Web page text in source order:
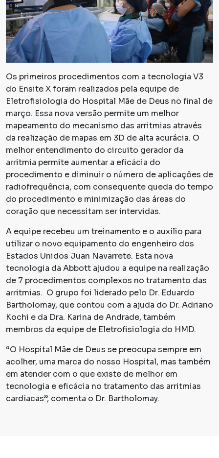
Os primeiros procedimentos com a tecnologia V3
do Ensite X foram realizados pela equipe de
Eletrofisiologia do Hospital Mãe de Deus no final de
março. Essa nova versão permite um melhor
mapeamento do mecanismo das arritmias através
da realização de mapas em 3D de alta acurácia. O
melhor entendimento do circuito gerador da
arritmia permite aumentar a eficácia do
procedimento e diminuir o número de aplicações de
radiofrequência, com consequente queda do tempo
do procedimento e minimização das áreas do
coração que necessitam ser intervidas.
A equipe recebeu um treinamento e o auxílio para
utilizar o novo equipamento do engenheiro dos
Estados Unidos Juan Navarrete. Esta nova
tecnologia da Abbott ajudou a equipe na realização
de 7 procedimentos complexos no tratamento das
arritmias. O grupo foi liderado pelo Dr. Eduardo
Bartholomay, que contou com a ajuda do Dr. Adriano
Kochi e da Dra. Karina de Andrade, também
membros da equipe de Eletrofisiologia do HMD.
“O Hospital Mãe de Deus se preocupa sempre em
acolher, uma marca do nosso Hospital, mas também
em atender com o que existe de melhor em
tecnologia e eficácia no tratamento das arritmias
cardíacas”, comenta o Dr. Bartholomay.